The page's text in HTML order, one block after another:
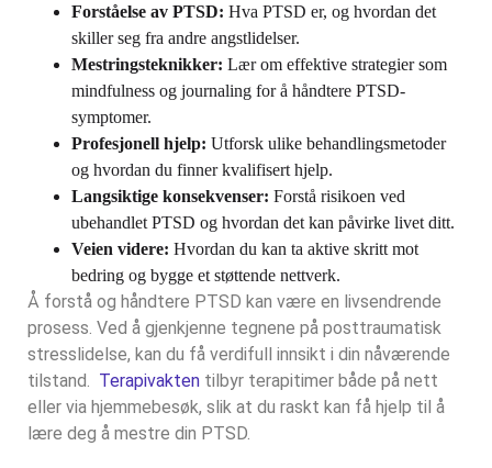
Forståelse av PTSD: Hva PTSD er, og hvordan det
skiller seg fra andre angstlidelser.
Mestringsteknikker: Lær om effektive strategier som
mindfulness og journaling for å håndtere PTSD-
symptomer.
Profesjonell hjelp: Utforsk ulike behandlingsmetoder
og hvordan du finner kvalifisert hjelp.
Langsiktige konsekvenser: Forstå risikoen ved
ubehandlet PTSD og hvordan det kan påvirke livet ditt.
Veien videre: Hvordan du kan ta aktive skritt mot
bedring og bygge et støttende nettverk.
Å forstå og håndtere PTSD kan være en livsendrende
prosess. Ved å gjenkjenne tegnene på posttraumatisk
stresslidelse, kan du få verdifull innsikt i din nåværende
tilstand. Terapivakten tilbyr terapitimer både på nett
eller via hjemmebesøk, slik at du raskt kan få hjelp til å
lære deg å mestre din PTSD.